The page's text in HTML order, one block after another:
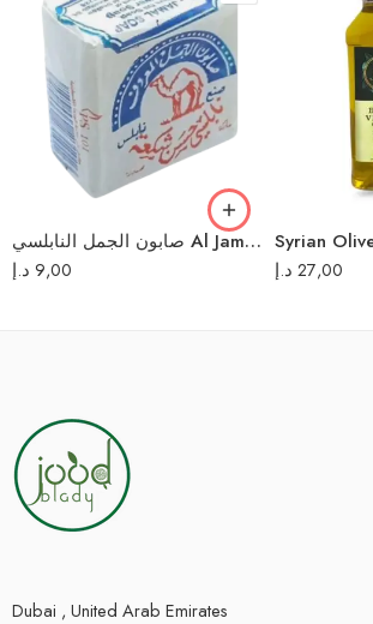
صابون الجمل النابلسي Al Jamal Soap Nabulsi
9,00 د.إ 27,00 د.إ
Dubai , United Arab Emirates